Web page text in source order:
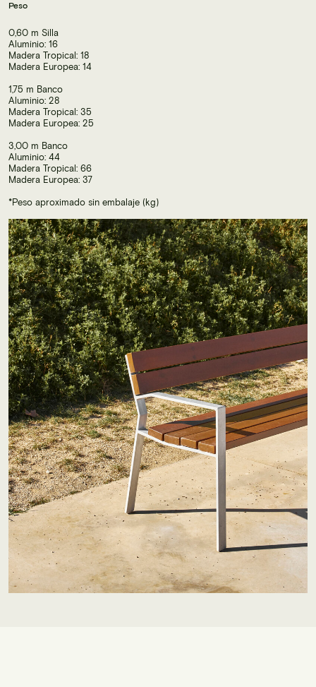
Peso
0,60 m Silla
Aluminio: 16
Madera Tropical: 18
Madera Europea: 14
1,75 m Banco
Aluminio: 28
Madera Tropical: 35
Madera Europea: 25
3,00 m Banco
Aluminio: 44
Madera Tropical: 66
Madera Europea: 37
*Peso aproximado sin embalaje (kg)